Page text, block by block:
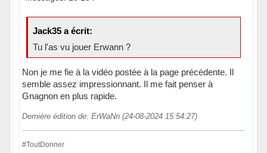
Jack35 a écrit:
Tu l'as vu jouer Erwann ?
Non je me fie à la vidéo postée à la page précédente. Il
semble assez impressionnant. Il me fait penser à
Gnagnon en plus rapide.
Dernière édition de: ErWaNn (24-08-2024 15:54:27)
#ToutDonner